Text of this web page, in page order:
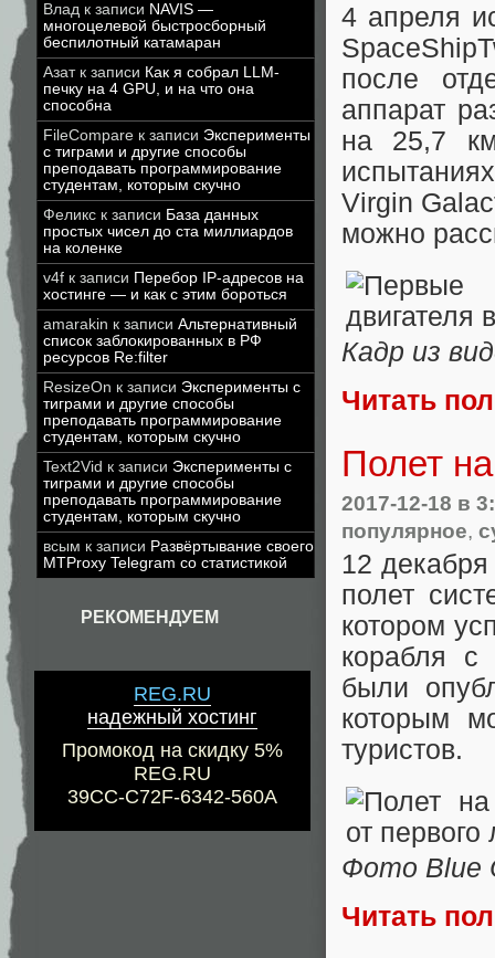
Влад к записи NAVIS —
многоцелевой быстросборный
беспилотный катамаран
Азатк записи Как я собрал LLM-
печку на 4 GPU, и на что она
способна
FileCompare к записи Эксперименты
с тиграми и другие способы
преподавать программирование
студентам, которым скучно
Феликс к записи База данных
простых чисел до ста миллиардов
на коленке
v4f к записи Перебор IP-адресов на
хостинге — и как с этим бороться
amarakin к записи Альтернативный
список заблокированных в РФ
ресурсов Re:filter
ResizeOn к записи Эксперименты с
тиграми и другие способы
преподавать программирование
студентам, которым скучно
Text2Vid к записи Эксперименты с
тиграми и другие способы
преподавать программирование
студентам, которым скучно
всым к записи Развёртывание своего
MTProxy Telegram со статистикой
РЕКОМЕНДУЕМ
REG.RU
надежный хостинг
Промокод на скидку 5%
REG.RU
39CC-C72F-6342-560A
4 апреля
после
аппарат
на 25,7
Virgin
можно
Кадр из
Читать
Полет
2017-12-18 в
популярное,
12 декабря
полет
котором
корабля с
были
которым
туристов.
Фото Blue
Читать